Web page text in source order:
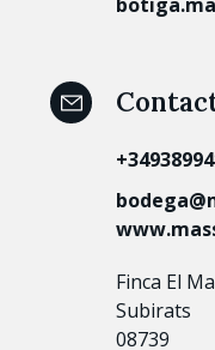
Finca El
Subirats
08739